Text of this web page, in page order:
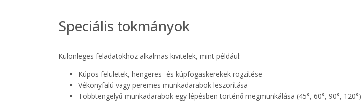
Speciális tokmányok
Különleges feladatokhoz alkalmas kivitelek, mint például:
Kúpos felületek, hengeres- és kúpfogaskerekek rögzítése
Vékonyfalú vagy peremes munkadarabok leszorítása
Többtengelyű munkadarabok egy lépésben történő megmunkálása (45°, 60°, 90°, 120°)